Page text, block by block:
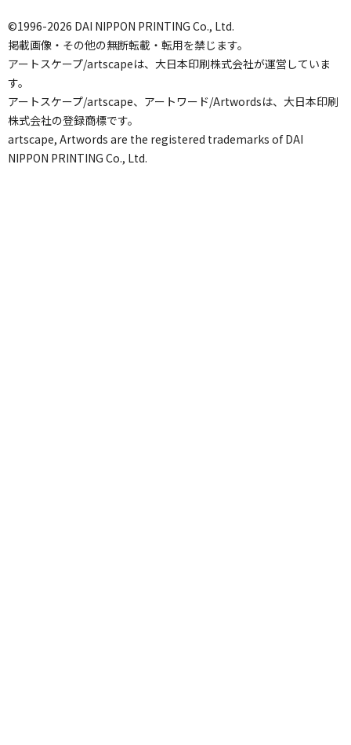
©1996-2026 DAI NIPPON PRINTING Co., Ltd.
掲載画像・その他の無断転載・転用を禁じます。
アートスケープ/artscapeは、大日本印刷株式会社が運営していま
す。
アートスケープ/artscape、アートワード/Artwordsは、大日本印刷
株式会社の登録商標です。
artscape, Artwords are the registered trademarks of DAI
NIPPON PRINTING Co., Ltd.